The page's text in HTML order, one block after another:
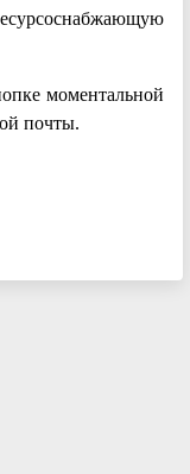
моментальной
почты.